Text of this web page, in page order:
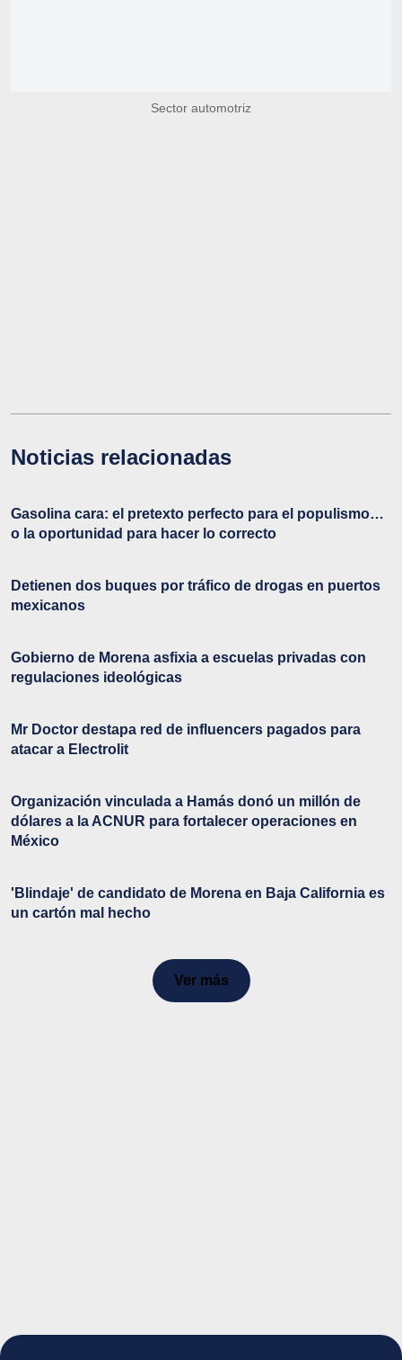
Sector automotriz
Noticias relacionadas
Gasolina cara: el pretexto perfecto para el populismo…
o la oportunidad para hacer lo correcto
Detienen dos buques por tráfico de drogas en puertos
mexicanos
Gobierno de Morena asfixia a escuelas privadas con
regulaciones ideológicas
Mr Doctor destapa red de influencers pagados para
atacar a Electrolit
Organización vinculada a Hamás donó un millón de
dólares a la ACNUR para fortalecer operaciones en
México
'Blindaje' de candidato de Morena en Baja California es
un cartón mal hecho
Ver más